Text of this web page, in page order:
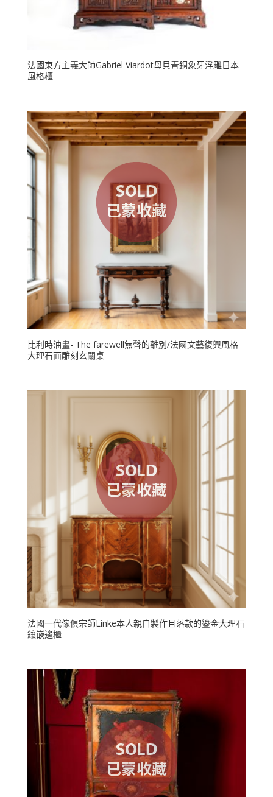
法國東方主義大師Gabriel Viardot母貝青銅象牙浮雕日本
風格櫃
比利時油畫- The farewell無聲的離別/法國文藝復興風格
大理石面雕刻玄關桌
法國一代傢俱宗師Linke本人親自製作且落款的鎏金大理石
鑲嵌邊櫃